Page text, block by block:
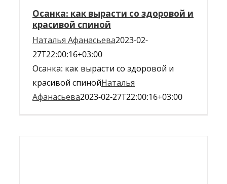
Осанка: как вырасти со здоровой и
красивой спиной
Наталья Афанасьева2023-02-
27T22:00:16+03:00
Осанка: как вырасти со здоровой и
красивой спинойНаталья
Афанасьева2023-02-27T22:00:16+03:00